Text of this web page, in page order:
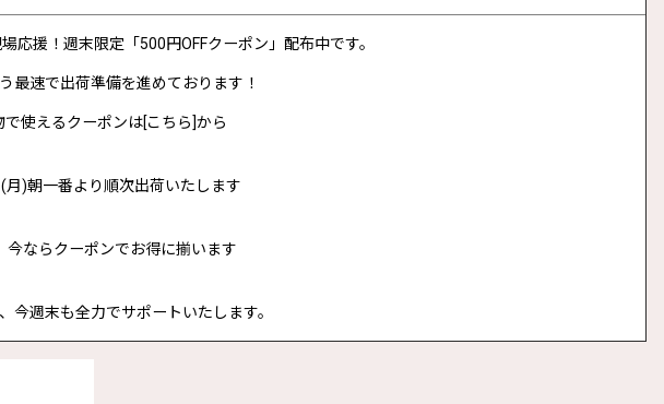
応援！週末限定「500円OFFクーポン」配布中です。
最速で出荷準備を進めております！
使えるクーポンは[こちら]から
月)朝一番より順次出荷いたします
今ならクーポンでお得に揃います
今週末も全力でサポートいたします。